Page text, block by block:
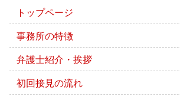
トップページ
事務所の特徴
弁護士紹介・挨拶
初回接見の流れ